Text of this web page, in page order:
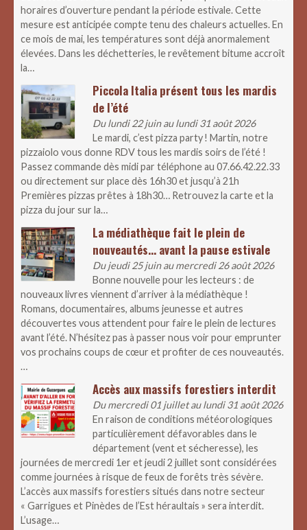
horaires d’ouverture pendant la période estivale. Cette
mesure est anticipée compte tenu des chaleurs actuelles. En
ce mois de mai, les températures sont déjà anormalement
élevées. Dans les déchetteries, le revêtement bitume accroît
la…
Piccola Italia présent tous les mardis
de l’été
Du lundi 22 juin au lundi 31 août 2026
Le mardi, c’est pizza party ! Martin, notre
pizzaiolo vous donne RDV tous les mardis soirs de l’été !
Passez commande dès midi par téléphone au 07.66.42.22.33
ou directement sur place dès 16h30 et jusqu’à 21h
Premières pizzas prêtes à 18h30… Retrouvez la carte et la
pizza du jour sur la…
La médiathèque fait le plein de
nouveautés… avant la pause estivale
Du jeudi 25 juin au mercredi 26 août 2026
Bonne nouvelle pour les lecteurs : de
nouveaux livres viennent d’arriver à la médiathèque !
Romans, documentaires, albums jeunesse et autres
découvertes vous attendent pour faire le plein de lectures
avant l’été. N’hésitez pas à passer nous voir pour emprunter
vos prochains coups de cœur et profiter de ces nouveautés.
…
Accès aux massifs forestiers interdit
Du mercredi 01 juillet au lundi 31 août 2026
En raison de conditions météorologiques
particulièrement défavorables dans le
département (vent et sécheresse), les
journées de mercredi 1er et jeudi 2 juillet sont considérées
comme journées à risque de feux de forêts très sévère.
L’accès aux massifs forestiers situés dans notre secteur
« Garrigues et Pinèdes de l’Est héraultais » sera interdit.
L’usage…